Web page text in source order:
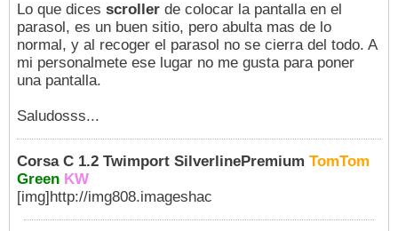
Lo que dices scroller de colocar la pantalla en el
parasol, es un buen sitio, pero abulta mas de lo
normal, y al recoger el parasol no se cierra del todo. A
mi personalmete ese lugar no me gusta para poner
una pantalla.
Saludosss...
Corsa C 1.2 Twimport SilverlinePremium TomTom
Green KW
[img]http://img808.imageshac